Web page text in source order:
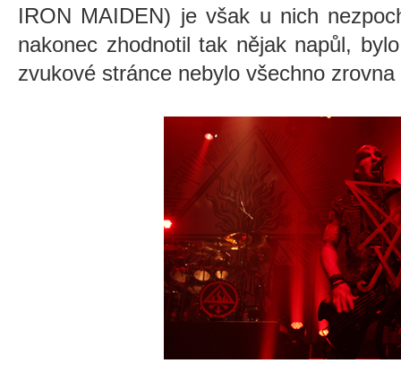
IRON MAIDEN) je však u nich
nakonec zhodnotil tak nějak napůl,
zvukové stránce nebylo všechno